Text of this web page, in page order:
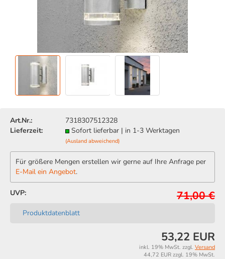
Art.Nr.:
7318307512328
Lieferzeit:
Sofort lieferbar | in 1-3 Werktagen
(Ausland abweichend)
Für größere Mengen erstellen wir gerne auf Ihre Anfrage per
E-Mail ein Angebot.
UVP: 71,00 €
Produktdatenblatt
53,22 EUR
inkl. 19% MwSt. zzgl. Versand
44,72 EUR zzgl. 19% MwSt.